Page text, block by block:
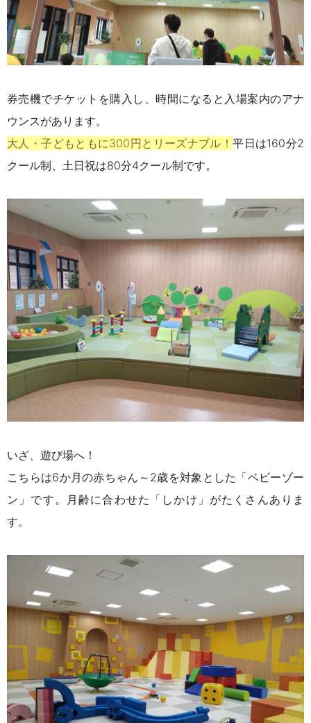
券売機でチケットを購入し、時間になると入場案内のアナ
ウンスがあります。
大人・子どもともに300円とリーズナブル！平日は160分2
クール制、土日祝は80分4クール制です。
いざ、遊び場へ！
こちらは6か月の赤ちゃん～2歳を対象とした「ベビーゾー
ン」です。
月齢に合わせた「しかけ」がたくさんありま
す。